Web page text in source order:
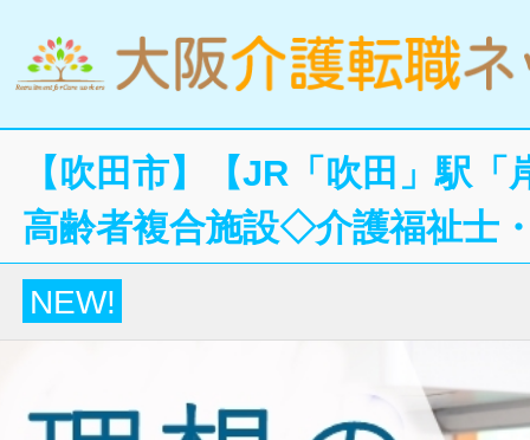
【吹田市】【JR「吹田」駅
高齢者複合施設◇介護福祉士
NEW!